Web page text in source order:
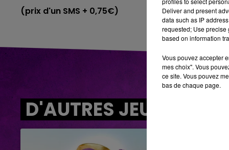
(prix d'un SMS + 0,75€)
D'AUTRES JEUX
Deliver and present
data such as IP
requested; Use precise
based on information
Vous pouvez accepter
mes choix". Vous
ce site. Vous pouvez
bas de chaque page.